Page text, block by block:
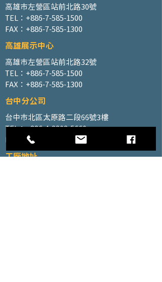
高雄市左營區站前北路30號
TEL：+886-7-585-1500
FAX：+886-7-585-1300
高雄展示中心
高雄市左營區站前北路32號
TEL：+886-7-585-1500
FAX：+886-7-585-1300
台中分公司
台中市北區太原路二段66號3樓
TEL：+886-4-2202-5660
FAX：+886-4-2206-3527
工廠地址